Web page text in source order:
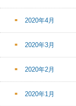
2020年4月
2020年3月
2020年2月
2020年1月